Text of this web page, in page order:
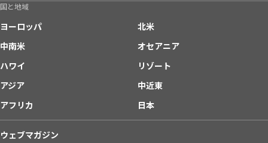
国と地域
ヨーロッパ
北米
中南米
オセアニア
ハワイ
リゾート
アジア
中近東
アフリカ
日本
ウェブマガジン